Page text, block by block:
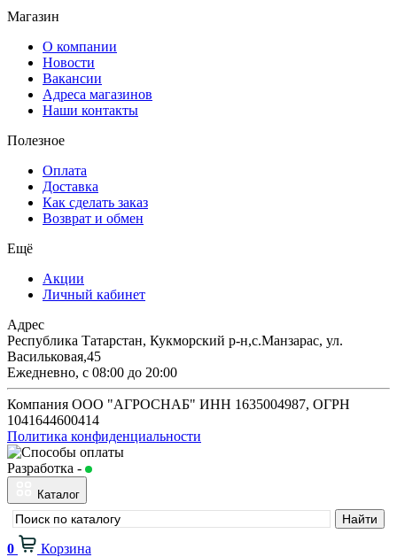
Магазин
О компании
Новости
Вакансии
Адреса магазинов
Наши контакты
Полезное
Оплата
Доставка
Как сделать заказ
Возврат и обмен
Ещё
Акции
Личный кабинет
Адрес
Республика Татарстан, Кукморский р-н,с.Манзарас, ул.
Васильковая,45
Ежедневно, с 08:00 до 20:00
Компания ООО "АГРОСНАБ" ИНН 1635004987, ОГРН
1041644600414
Политика конфиденциальности
Разработка -
Каталог
0
Корзина